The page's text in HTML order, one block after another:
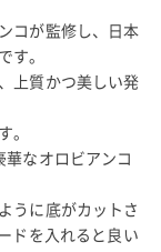
コが監修し、日本
。
上質かつ美しい発
なオロビアンコ
うに底がカットさ
ドを入れると良い